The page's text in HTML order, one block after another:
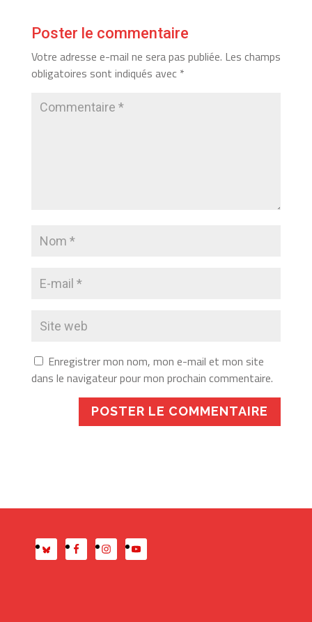
Poster le commentaire
Votre adresse e-mail ne sera pas publiée. Les champs
obligatoires sont indiqués avec *
Enregistrer mon nom, mon e-mail et mon site
dans le navigateur pour mon prochain commentaire.